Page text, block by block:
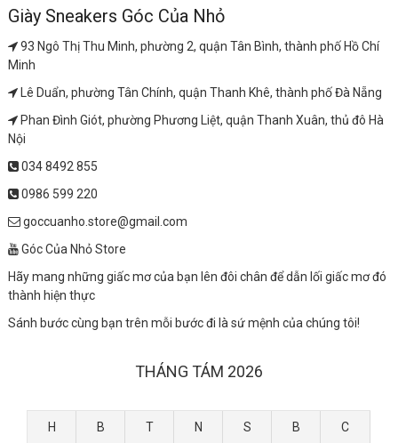
Giày Sneakers Góc Của Nhỏ
93 Ngô Thị Thu Minh, phường 2, quận Tân Bình, thành phố Hồ Chí
Minh
Lê Duẩn, phường Tân Chính, quận Thanh Khê, thành phố Đà Nẵng
Phan Đình Giót, phường Phương Liệt, quận Thanh Xuân, thủ đô Hà
Nội
034 8492 855
0986 599 220
goccuanho.store@gmail.com
Góc Của Nhỏ Store
Hãy mang những giấc mơ của bạn lên đôi chân để dẫn lối giấc mơ đó
thành hiện thực
Sánh bước cùng bạn trên mỗi bước đi là sứ mệnh của chúng tôi!
THÁNG TÁM 2026
H B T N S B C